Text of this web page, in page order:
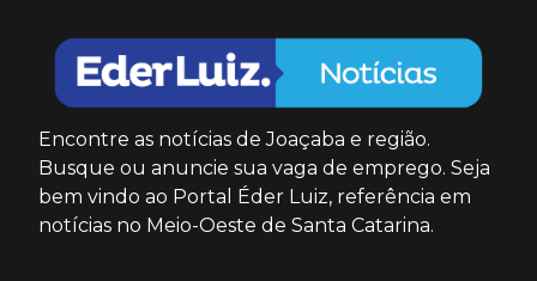
Encontre as notícias de Joaçaba e região.
Busque ou anuncie sua vaga de emprego. Seja
bem vindo ao Portal Éder Luiz, referência em
notícias no Meio-Oeste de Santa Catarina.